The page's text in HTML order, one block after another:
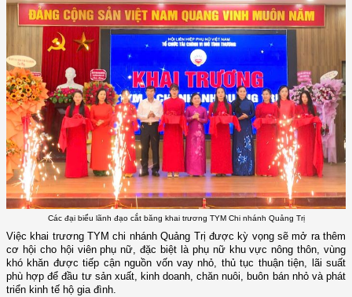
Các đại biểu lãnh đạo cắt băng khai trương TYM Chi nhánh Quảng Trị
Việc khai trương TYMc hi nhánh Quảng Trị được kỳ vọng sẽ mở ra thêm
cơ hội cho hội viên phụ nữ, đặc biệt là phụ nữ khu vực nông thôn, vùng
khó khăn được tiếp cận nguồn vốn vay nhỏ, thủ tục thuận tiện, lãi suất
phù hợp để đầu tư sản xuất, kinh doanh, chăn nuôi, buôn bán nhỏ và phát
triển kinh tế hộ gia đình.